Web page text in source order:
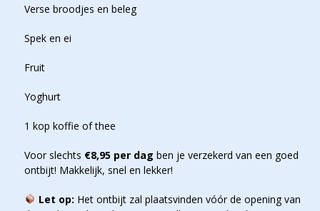
Verse broodjes en beleg
Spek en ei
Fruit
Yoghurt
1 kop koffie of thee
Voor slechts €8,95 per dag ben je verzekerd van een goed
ontbijt! Makkelijk, snel en lekker!
Let op: Het ontbijt zal plaatsvinden vóór de opening van